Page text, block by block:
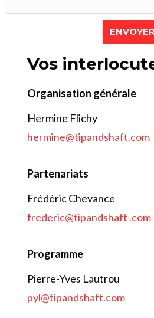
ENVOYER
Vos
Organisation générale
Hermine Flichy
hermine@tipandshaft.com
Partenariats
Frédéric Chevance
frederic@tipandshaft .com
Programme
Pierre-Yves Lautrou
pyl@tipandshaft.com